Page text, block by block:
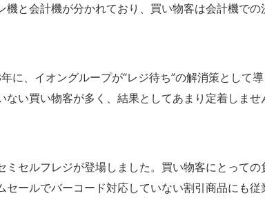
と会計機が分かれており、買い物客は会計機での
に、イオングループが“レジ待ち”の解消策として導
い買い物客が多く、結果としてあまり定着しませ
セルフレジが登場しました。買い物客にとっての
ールでバーコード対応していない割引商品にも従